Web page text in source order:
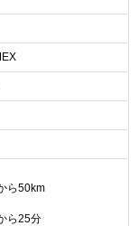
ら50km
ら25分